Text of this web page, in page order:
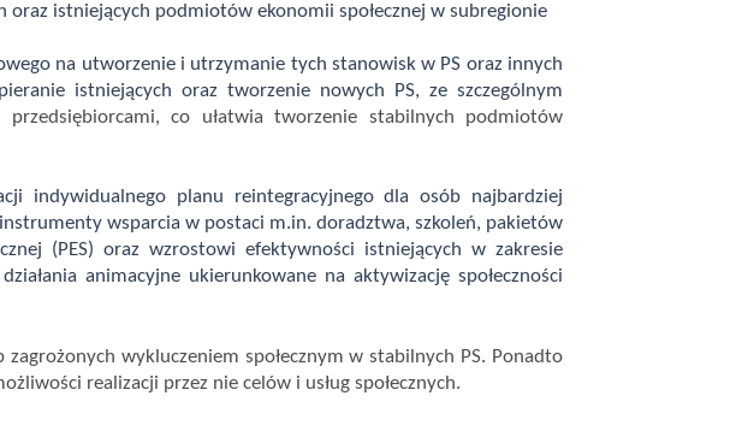
oraz istniejących podmiotów ekonomii społecznej w subregionie
na utworzenie i utrzymanie tych stanowisk w PS oraz innych
istniejących oraz tworzenie nowych PS, ze szczególnym
przedsiębiorcami, co ułatwia tworzenie stabilnych podmiotów
indywidualnego planu reintegracyjnego dla osób najbardziej
wsparcia w postaci m.in. doradztwa, szkoleń, pakietów
(PES) oraz wzrostowi efektywności istniejących w zakresie
animacyjne ukierunkowane na aktywizację społeczności
zagrożonych wykluczeniem społecznym w stabilnych PS. Ponadto
realizacji przez nie celów i usług społecznych.